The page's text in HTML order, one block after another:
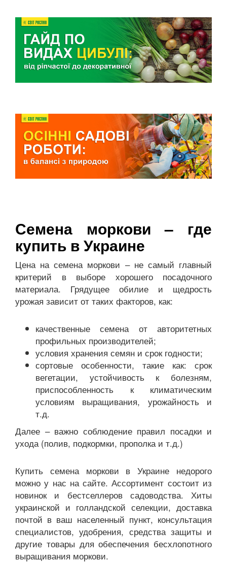
Семена моркови – где
купить в Украине
Цена на семена моркови – не самый главный
критерий в выборе хорошего посадочного
материала. Грядущее обилие и щедрость
урожая зависит от таких факторов, как:
качественные семена от авторитетных
профильных производителей;
условия хранения семян и срок годности;
сортовые особенности, такие как: срок
вегетации, устойчивость к болезням,
приспособленность к климатическим
условиям выращивания, урожайность и
т.д.
Далее – важно соблюдение правил посадки и
ухода (полив, подкормки, прополка и т.д.)
Купить семена моркови в Украине недорого
можно у нас на сайте. Ассортимент состоит из
новинок и бестселлеров садоводства. Хиты
украинской и голландской селекции, доставка
почтой в ваш населенный пункт, консультация
специалистов, удобрения, средства защиты и
другие товары для обеспечения бесхлопотного
выращивания моркови.